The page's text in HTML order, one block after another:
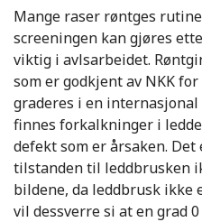
Mange raser røntges
screeningen kan gjøres
viktig i avlsarbeidet.
som er godkjent av NKK
graderes i en internasjonal
finnes forkalkninger i
defekt som er årsaken.
tilstanden til leddbrusken
bildene, da leddbrusk ikke
vil dessverre si at en grad